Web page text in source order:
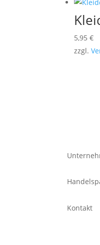
5,95€
zzgl.
Kontakt